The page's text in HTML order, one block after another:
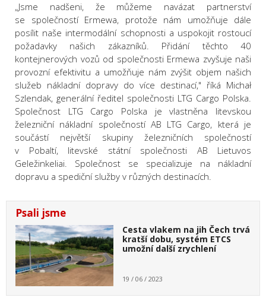
„Jsme nadšeni, že můžeme navázat partnerství
se společností Ermewa, protože nám umožňuje dále
posílit naše intermodální schopnosti a uspokojit rostoucí
požadavky našich zákazníků. Přidání těchto 40
kontejnerových vozů od společnosti Ermewa zvyšuje naši
provozní efektivitu a umožňuje nám zvýšit objem našich
služeb nákladní dopravy do více destinací," říká Michał
Szlendak, generální ředitel společnosti LTG Cargo Polska.
Společnost LTG Cargo Polska je vlastněna litevskou
železniční nákladní společností AB LTG Cargo, která je
součástí největší skupiny železničních společností
v Pobaltí, litevské státní společnosti AB Lietuvos
Geležinkeliai. Společnost se specializuje na nákladní
dopravu a spediční služby v různých destinacích.
Psali jsme
Cesta vlakem na jih Čech trvá
kratší dobu, systém ETCS
umožní další zrychlení
19 / 06 / 2023